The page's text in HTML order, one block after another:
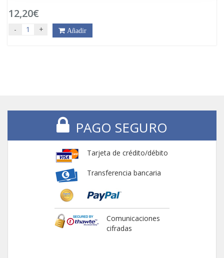
12,20€
- + Añadir
PAGO SEGURO
Tarjeta de crédito/débito
Transferencia bancaria
Comunicaciones
cifradas